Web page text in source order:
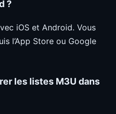
?
iOS et Android. Vous
l’App Store ou Google
les listes M3U dans